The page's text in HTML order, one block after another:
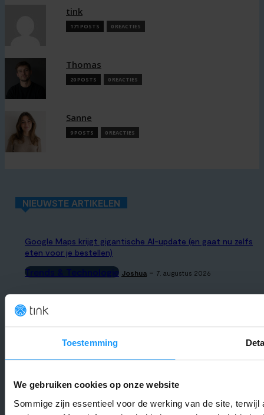
Toestemming
We gebruiken cookies op onze website
Sommige zijn essentieel voor de werking van de site,
tink
171 POSTS 0 REACTIES
Thomas
20 POSTS 0 REACTIES
Sanne
9 POSTS 0 REACTIES
NIEUWSTE ARTIKELEN
Google Maps krijgt gigantische AI-update (en gaat nu zelfs
eten voor je bestellen)
Trends & Technologie Joshua - 7. augustus 2026
De $400 AI-puck van OpenAI: De toekomst van de smart
of een privacy-risico?
Smart Home Nieuws
heeft het door)
Smart Home Nieuws Joshua - 7. augustus 2026